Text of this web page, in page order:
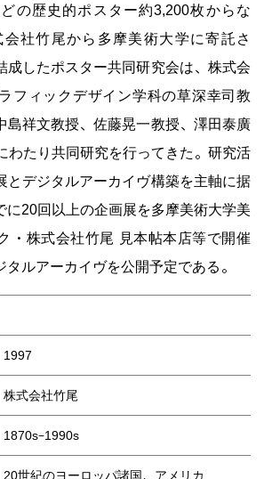
の歴史的ポスター約3,200枚からな
社竹尾から多摩美術大学に寄託さ
成したポスター共同研究会は、株式会
フィックデザイン学科の草深幸司教
島祥文教授、佐藤晃一教授、澤田泰廣
わたり共同研究を行ってきた。研究活
とデジタルアーカイヴ構築を主軸に据
に20回以上の企画展を多摩美術大学美
・株式会社竹尾 見本帖本店等で開催
タルアーカイヴを公開予定である。
1997
株式会社竹尾
1870s–1990s
20世紀のヨーロッパ諸国、アメリカ